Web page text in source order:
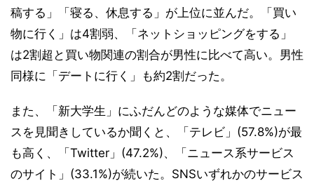
稿する」「寝る、休息する」が上位に並んだ。「買い
物に行く」は4割弱、「ネットショッピングをする」
は2割超と買い物関連の割合が男性に比べて高い。男性
同様に「デートに行く」も約2割だった。
また、「新大学生」にふだんどのような媒体でニュー
スを見聞きしているか聞くと、「テレビ」(57.8%)が最
も高く、「Twitter」(47.2%)、「ニュース系サービス
のサイト」(33.1%)が続いた。SNSいずれかのサービス